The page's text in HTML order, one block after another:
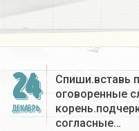
24
ДЕКАБРЬ
Спиши.вставь
оговоренные
согласные…